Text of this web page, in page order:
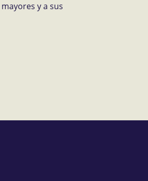
y a sus